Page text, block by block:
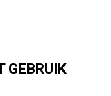
GEBRUIK